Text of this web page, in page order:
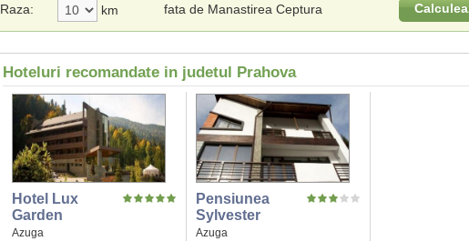
Raza: km fata de Manastirea Ceptura
Hoteluri recomandate in judetul Prahova
Hotel Lux
Garden
Azuga
Pensiunea
Sylvester
Azuga